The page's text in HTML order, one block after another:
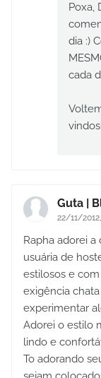
Poxa,
dia :)
cada
Guta |
22/11/
Rapha adorei
usuária de
estilosos e
exigência
experimentar
Adorei o estilo
lindo e
To adorando